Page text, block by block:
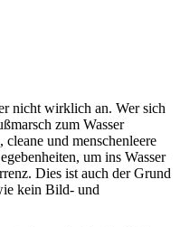
nicht wirklich an. Wer sich
zum Wasser
und menschenleere
um ins Wasser
Dies ist auch der Grund
kein Bild- und